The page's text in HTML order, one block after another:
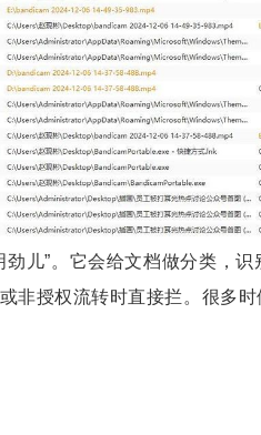
劲儿”。它会给文档做分类，
非授权流转时直接拦。很多